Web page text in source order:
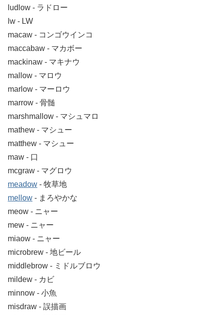
ludlow ‐ ラドロー
lw ‐ LW
macaw ‐ コンゴウインコ
maccabaw ‐ マカボー
mackinaw ‐ マキナウ
mallow ‐ マロウ
marlow ‐ マーロウ
marrow ‐ 骨髄
marshmallow ‐ マシュマロ
mathew ‐ マシュー
matthew ‐ マシュー
maw ‐ 口
mcgraw ‐ マグロウ
meadow ‐ 牧草地
mellow ‐ まろやかな
meow ‐ ニャー
mew ‐ ニャー
miaow ‐ ニャー
microbrew ‐ 地ビール
middlebrow ‐ ミドルブロウ
mildew ‐ カビ
minnow ‐ 小魚
misdraw ‐ 誤描画